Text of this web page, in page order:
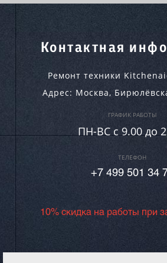
Контактная
Ремонт техники
Адрес: Москва,
ГРАФИК РАБОТЫ
ПН-ВC c 9.00 до
ТЕЛЕФОН
+7 499 501 34
10% скидка на работы при